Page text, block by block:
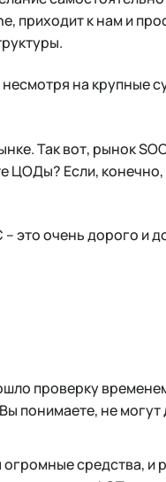
приходит к нам и
на крупные
Так вот, рынок
ЦОДы? Если,
это очень дорого и
проверку
понимаете, не могут
средства, и